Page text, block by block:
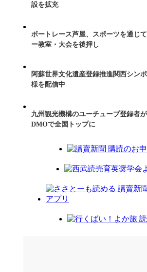
設を拡充
ボートレース芦屋、スポーツを通じ
ー教室・大会を後押し
阿蘇世界文化遺産登録推進関西シン
様を配信中
九州観光機構のユーチューブ登録者
DMOで全国トップに